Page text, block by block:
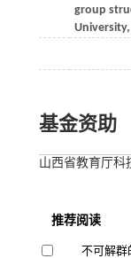
group
University,
基金资助
山西省教育厅科